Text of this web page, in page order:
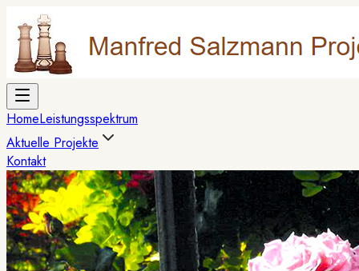
HomeLeistungsspektrum
Aktuelle Projekte
Kontakt